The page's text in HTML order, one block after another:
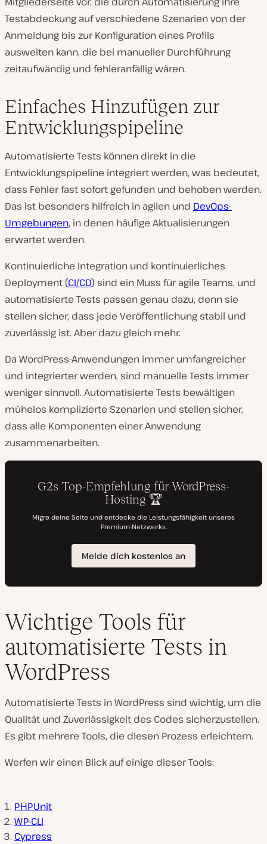
Testabdeckung auf verschiedene Szenarien von der
Anmeldung bis zur Konfiguration eines Profils
ausweiten kann, die bei manueller Durchführung
zeitaufwändig und fehleranfällig wären.
Einfaches Hinzufügen zur
Entwicklungspipeline
Automatisierte Tests können direkt in die
Entwicklungspipeline integriert werden, was bedeutet,
dass Fehler fast sofort gefunden und behoben werden.
Das ist besonders hilfreich in agilen und DevOps-
Umgebungen, in denen häufige Aktualisierungen
erwartet werden.
Kontinuierliche Integration und kontinuierliches
Deployment (CI/CD) sind ein Muss für agile Teams, und
automatisierte Tests passen genau dazu, denn sie
stellen sicher, dass jede Veröffentlichung stabil und
zuverlässig ist. Aber dazu gleich mehr.
Da WordPress-Anwendungen immer umfangreicher
und integrierter werden, sind manuelle Tests immer
weniger sinnvoll. Automatisierte Tests bewältigen
mühelos komplizierte Szenarien und stellen sicher,
dass alle Komponenten einer Anwendung
zusammenarbeiten.
Wichtige Tools für
automatisierte Tests in
WordPress
Automatisierte Tests in WordPress sind wichtig, um die
Qualität und Zuverlässigkeit des Codes sicherzustellen.
Es gibt mehrere Tools, die diesen Prozess erleichtern.
Werfen wir einen Blick auf einige dieser Tools:
PHPUnit
WP-CLI
Cypress